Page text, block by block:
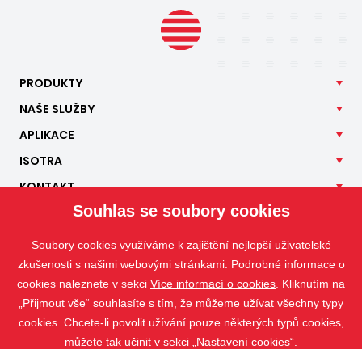
PRODUKTY
NAŠE SLUŽBY
APLIKACE
ISOTRA
KONTAKT
Souhlas se soubory cookies
Soubory cookies využíváme k zajištění nejlepší uživatelské
zkušenosti s našimi webovými stránkami. Podrobné informace o
cookies naleznete v sekci Více informací o cookies . Kliknutím na
„Přijmout vše“ souhlasíte s tím, že můžeme užívat všechny typy
cookies. Chcete-li povolit užívání pouze některých typů cookies,
můžete tak učinit v sekci „Nastavení cookies“.